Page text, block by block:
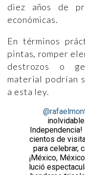
diez años de
económicas.
En términos
pintas, romper
destrozos o
material podrían
a esta ley.
cientos de
para celebrar,
¡México,
lució